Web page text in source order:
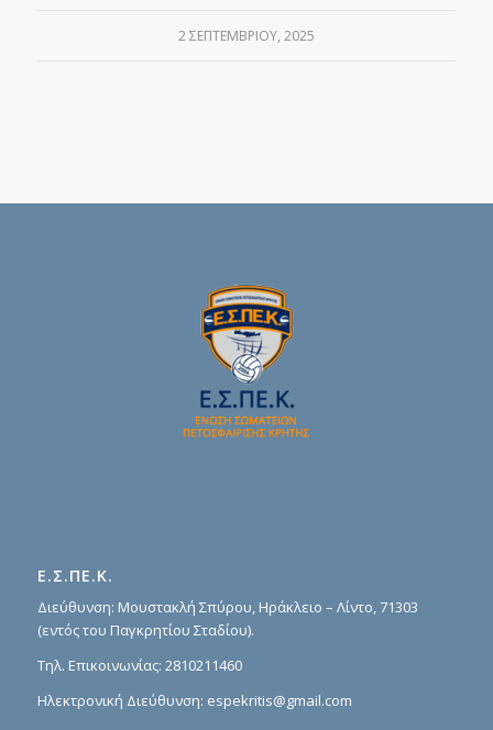
2 ΣΕΠΤΕΜΒΡΊΟΥ, 2025
Ε.Σ.ΠΕ.Κ.
Διεύθυνση: Μουστακλή Σπύρου, Ηράκλειο – Λίντο, 71303
(εντός του Παγκρητίου Σταδίου).
Τηλ. Επικοινωνίας: 2810211460
Ηλεκτρονική Διεύθυνση: espekritis@gmail.com